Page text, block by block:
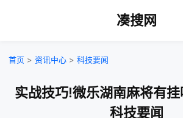
凑搜网
首页 > 资讯中心 > 科技要闻
实战技巧!微乐湖南麻将有
科技要闻